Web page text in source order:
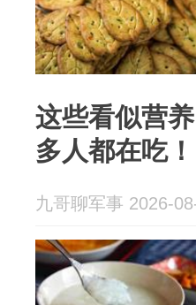
这些看似营
多人都在吃！
九哥聊军事 2026-